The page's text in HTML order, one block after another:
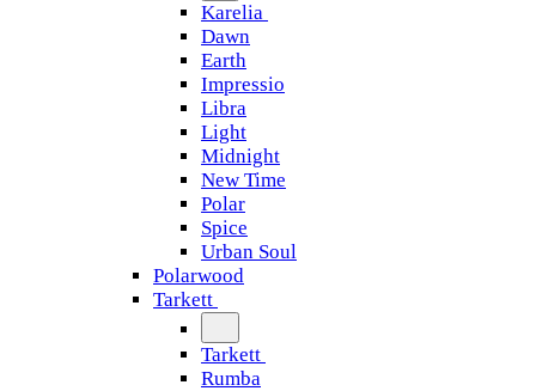
Karelia
Dawn
Earth
Impressio
Libra
Light
Midnight
New Time
Polar
Spice
Urban Soul
Polarwood
Tarkett
Tarkett
Rumba